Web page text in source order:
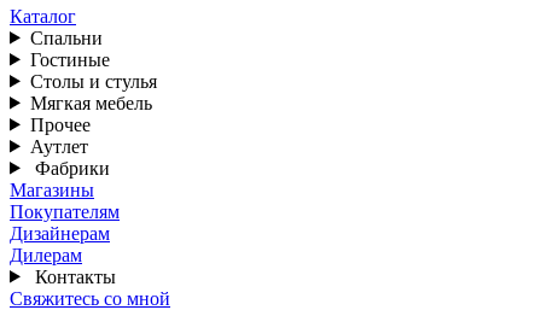
Каталог
Спальни
Гостиные
Столы и стулья
Мягкая мебель
Прочее
Аутлет
Фабрики
Магазины
Покупателям
Дизайнерам
Дилерам
Контакты
Свяжитесь со мной